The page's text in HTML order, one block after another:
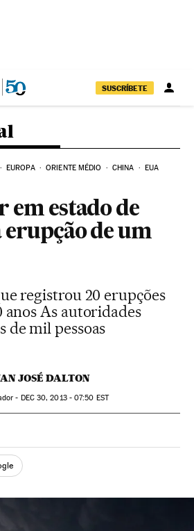
SUSCRÍBETE
EUROPA ORIENTE MÉDIO CHINA EUA
em estado de
de um
registrou 20 erupções
anos As autoridades
de mil pessoas
JOSÉ DALTON
- DEC30, 2013 - 07:50 EST
Twitter
Redes Sociales